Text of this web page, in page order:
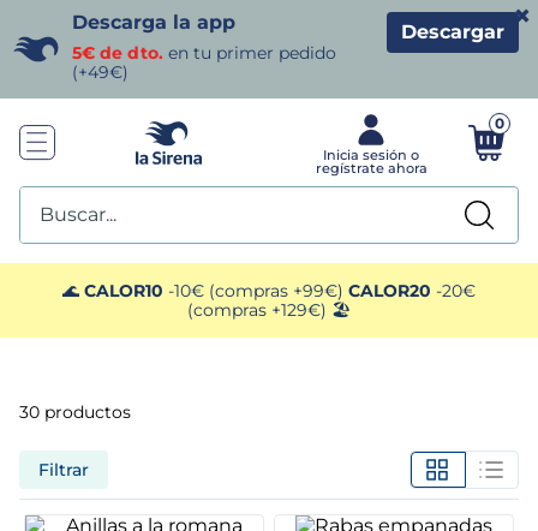
Descarga la app
5€ de dto. en tu primer pedido
(+49€)
Descargar
×
0
Buscar...
🌊 CALOR10 -10€ (compras +99€) CALOR20 -20€
(compras +129€) 🏖️
30 productos
Filtrar
TÉRMINOS MÁS BUSCADOS
1. helados sirena
2. gambas
patatas
4. gamba